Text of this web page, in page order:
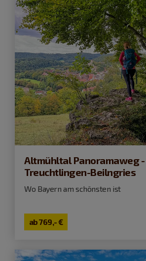
Altmühltal Panoramaweg -
Treuchtlingen-Beilngries
Wo Bayern am schönsten ist
ab769,- €